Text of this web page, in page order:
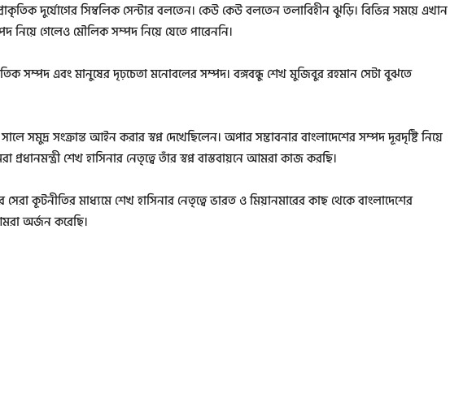
দুর্যোগের সিম্বলিক সেন্টার বলতেন। কেউ কেউ বলতেন তলাবিহীন ঝুড়ি। বিভিন্ন সময়ে এখান
গেলেও মৌলিক সম্পদ নিয়ে যেতে পারেননি।
সম্পদ এবং মানুষের দৃঢ়চেতা মনোবলের সম্পদ। বঙ্গবন্ধু শেখ মুজিবুর রহমান সেটা বুঝতে
সমুদ্র সংক্রান্ত আইন করার স্বপ্ন দেখেছিলেন। অপার সম্ভাবনার বাংলাদেশের সম্পদ দূরদৃষ্টি নিয়ে
প্রধানমন্ত্রী শেখ হাসিনার নেতৃত্বে তাঁর স্বপ্ন বাস্তবায়নে আমরা কাজ করছি।
কূটনীতির মাধ্যমে শেখ হাসিনার নেতৃত্বে ভারত ও মিয়ানমারের কাছ থেকে বাংলাদেশের
অর্জন করেছি।